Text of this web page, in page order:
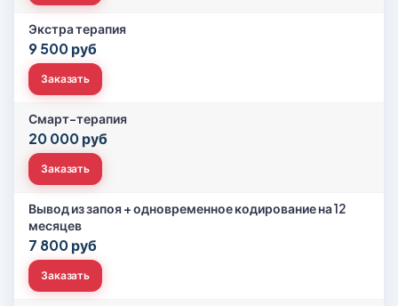
Экстра терапия
9 500 руб
Заказать
Смарт-терапия
20 000 руб
Заказать
Вывод из запоя + одновременное кодирование на 12
месяцев
7 800 руб
Заказать